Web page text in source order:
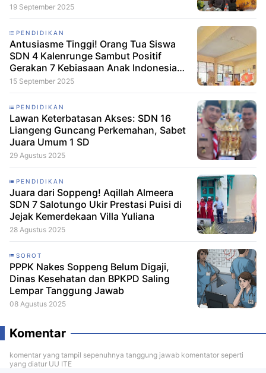
19 September 2025
PENDIDIKAN
Antusiasme Tinggi! Orang Tua Siswa
SDN 4 Kalenrunge Sambut Positif
Gerakan 7 Kebiasaan Anak Indonesia
Hebat
15 September 2025
PENDIDIKAN
Lawan Keterbatasan Akses: SDN 16
Liangeng Guncang Perkemahan, Sabet
Juara Umum 1 SD
29 Agustus 2025
PENDIDIKAN
Juara dari Soppeng! Aqillah Almeera
SDN 7 Salotungo Ukir Prestasi Puisi di
Jejak Kemerdekaan Villa Yuliana
28 Agustus 2025
SOROT
PPPK Nakes Soppeng Belum Digaji,
Dinas Kesehatan dan BPKPD Saling
Lempar Tanggung Jawab
08 Agustus 2025
Komentar
komentar yang tampil sepenuhnya tanggung jawab komentator seperti
yang diatur UU ITE